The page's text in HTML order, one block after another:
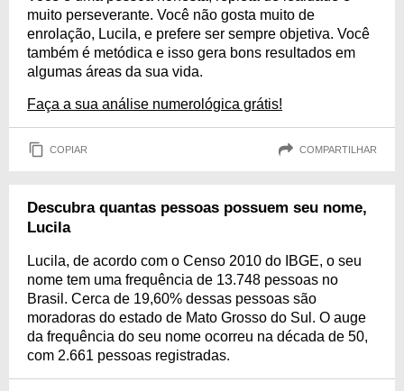
muito perseverante. Você não gosta muito de
enrolação, Lucila, e prefere ser sempre objetiva. Você
também é metódica e isso gera bons resultados em
algumas áreas da sua vida.
Faça a sua análise numerológica grátis!
COPIAR COMPARTILHAR
Descubra quantas pessoas possuem seu nome,
Lucila
Lucila, de acordo com o Censo 2010 do IBGE, o seu
nome tem uma frequência de 13.748 pessoas no
Brasil. Cerca de 19,60% dessas pessoas são
moradoras do estado de Mato Grosso do Sul. O auge
da frequência do seu nome ocorreu na década de 50,
com 2.661 pessoas registradas.